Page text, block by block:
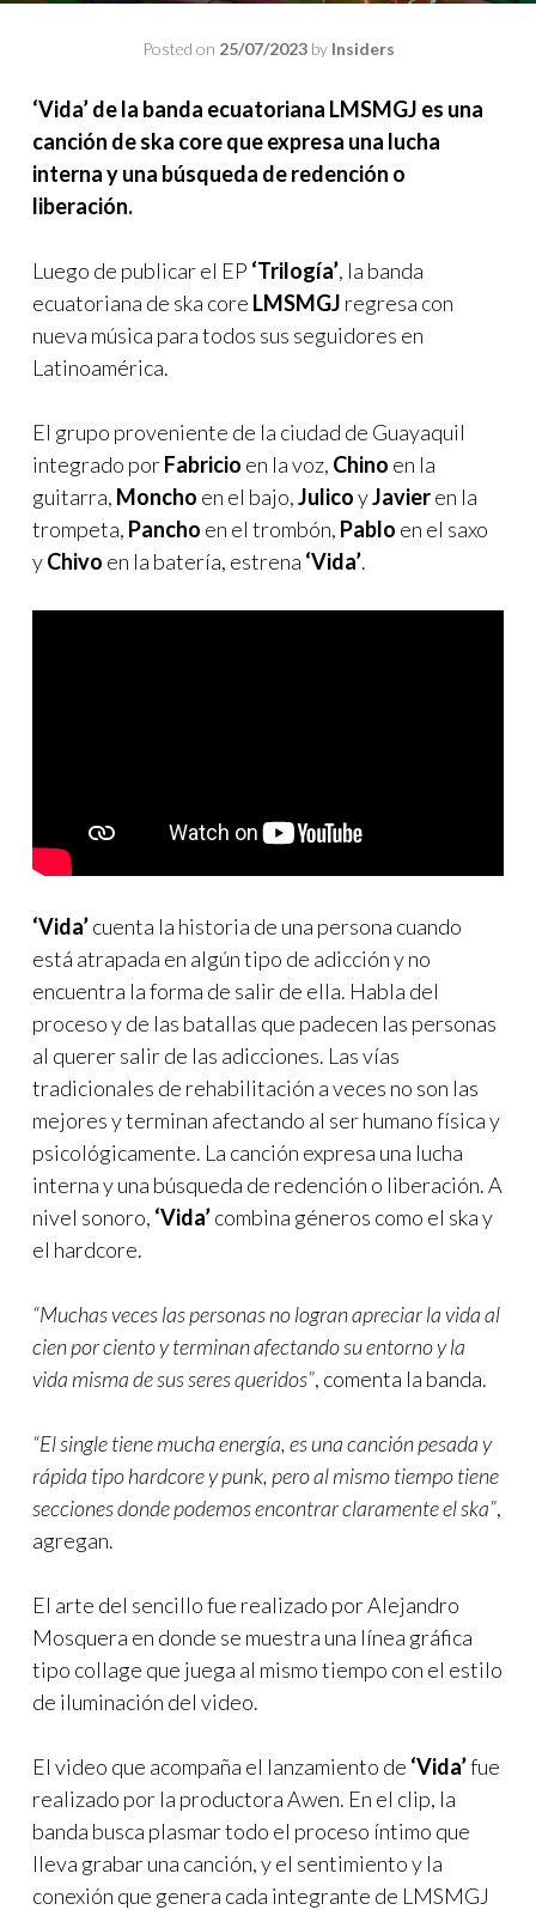
Posted on 25/07/2023by Insiders
‘Vida’ de la banda ecuatoriana LMSMGJ es una
canción de ska core que expresa una lucha
interna y una búsqueda de redención o
liberación.
Luego de publicar el EP ‘Trilogía’, la banda
ecuatoriana de ska core LMSMGJ regresa con
nueva música para todos sus seguidores en
Latinoamérica.
El grupo proveniente de la ciudad de Guayaquil
integrado porFabricio en la voz, Chino en la
guitarra, Moncho en el bajo,JulicoyJavieren la
trompeta, Pancho en el trombón, Pablo en el saxo
yChivo en la batería, estrena ‘Vida’.
‘Vida’cuenta la historia de una persona cuando
está atrapada en algún tipo de adicción y no
encuentra la forma de salir de ella. Habla del
proceso y de las batallas que padecen las personas
al querer salir de las adicciones. Las vías
tradicionales de rehabilitación a veces no son las
mejores y terminan afectando al ser humano física y
psicológicamente. La canción expresa una lucha
interna y una búsqueda de redención o liberación. A
nivel sonoro, ‘Vida’combina géneros como el ska y
el hardcore.
“Muchas veces las personas no logran apreciar la vida al
cien por ciento y terminan afectando su entorno y la
vida misma de sus seres queridos”, comenta la banda.
“El single tiene mucha energía, es una canción pesada y
rápida tipo hardcore y punk, pero al mismo tiempo tiene
secciones donde podemos encontrar claramente el ska”,
agregan.
El arte del sencillo fue realizado por Alejandro
Mosquera en donde se muestra una línea gráfica
tipo collage que juega al mismo tiempo con el estilo
de iluminación del video.
El video que acompaña el lanzamiento de ‘Vida’fue
realizado por la productora Awen. En el clip, la
banda busca plasmar todo el proceso íntimo que
lleva grabar una canción, y el sentimiento y la
conexión que genera cada integrante de LMSMGJ